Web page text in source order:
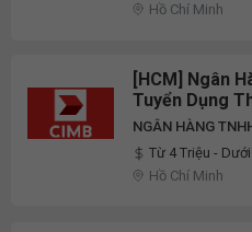
Hồ Chí Minh
[HCM] Ngân
Tuyển Dụng
Khách Hàng
Center Intern
NGÂN HÀNG
Từ 4 Triệu -
Hồ Chí Minh